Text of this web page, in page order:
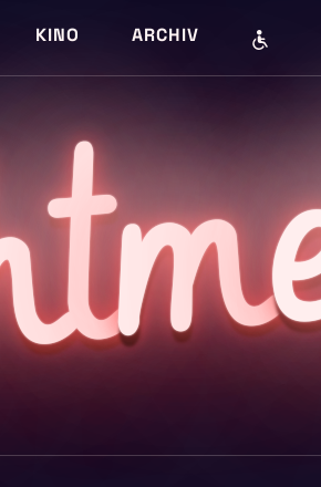
KINO ARCHIV
m